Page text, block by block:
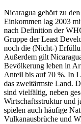
Nicaragua gehört zu
Einkommen lag 2003
nach Definition der
Gruppe der Least
noch die (Nicht-)
Außerdem gilt
Bevölkerung leben in
Anteil bis auf 70 %. In
das zweitärmste Land.
sind vielfältig, neben
Wirtschaftsstruktur und
spielen auch häufige
Vulkanausbrüche und